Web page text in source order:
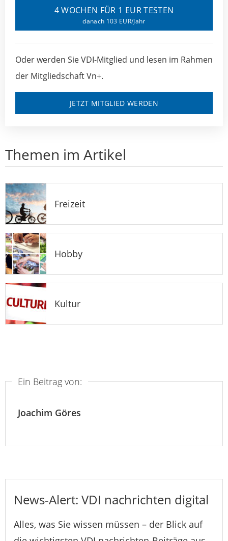
4 WOCHEN FÜR 1 EUR TESTEN
danach 103 EUR/Jahr
Oder werden Sie VDI-Mitglied und lesen im Rahmen
der Mitgliedschaft Vn+.
JETZT MITGLIED WERDEN
Themen im Artikel
Freizeit
Hobby
Kultur
Ein Beitrag von:
Joachim Göres
News-Alert: VDI nachrichten digital
Alles, was Sie wissen müssen – der Blick auf